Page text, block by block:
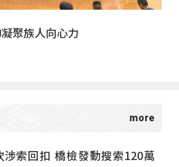
聚族人向心力
涉索回扣 橋檢發動搜索120萬